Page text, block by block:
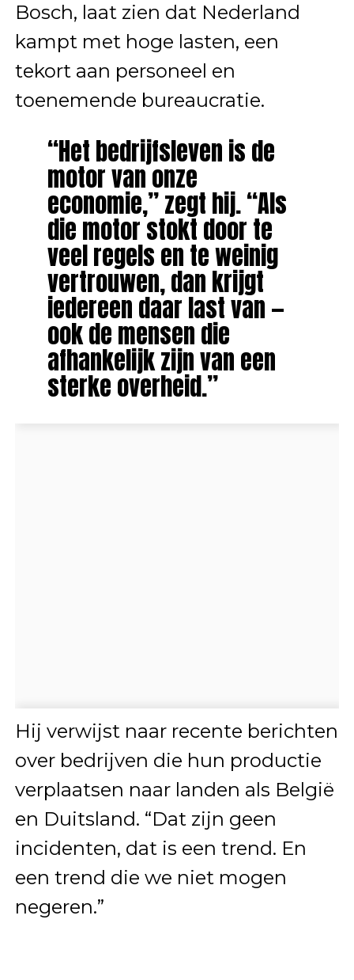
Bosch, laat zien dat Nederland
kampt met hoge lasten, een
tekort aan personeel en
toenemende bureaucratie.
“Het bedrijfsleven is de
motor van onze
economie,” zegt hij. “Als
die motor stokt door te
veel regels en te weinig
vertrouwen, dan krijgt
iedereen daar last van —
ook de mensen die
afhankelijk zijn van een
sterke overheid.”
Hij verwijst naar recente berichten
over bedrijven die hun productie
verplaatsen naar landen als België
en Duitsland. “Dat zijn geen
incidenten, dat is een trend. En
een trend die we niet mogen
negeren.”